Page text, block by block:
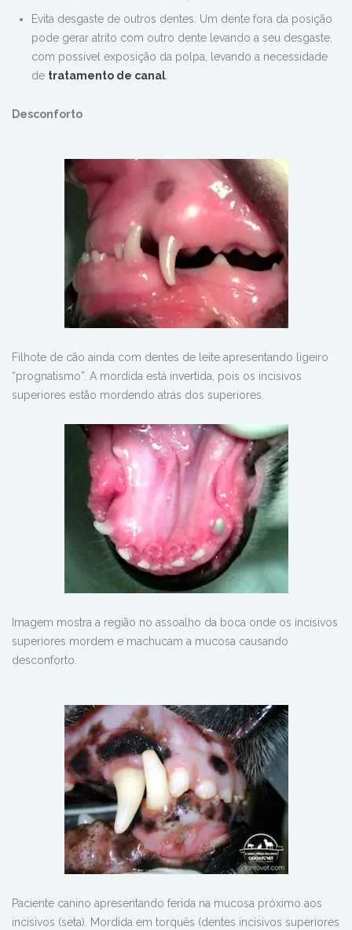
Evita desgaste de outros dentes. Um dente fora da posição
pode gerar atrito com outro dente levando a seu desgaste,
com possível exposição da polpa, levando a necessidade
de tratamento de canal.
Desconforto
Filhote de cão ainda com dentes de leite apresentando ligeiro
“prognatismo”. A mordida está invertida, pois os incisivos
superiores estão mordendo atrás dos superiores.
Imagem mostra a região no assoalho da boca onde os incisivos
superiores mordem e machucam a mucosa causando
desconforto.
Paciente canino apresentando ferida na mucosa próximo aos
incisivos (seta). Mordida em torquês (dentes incisivos superiores